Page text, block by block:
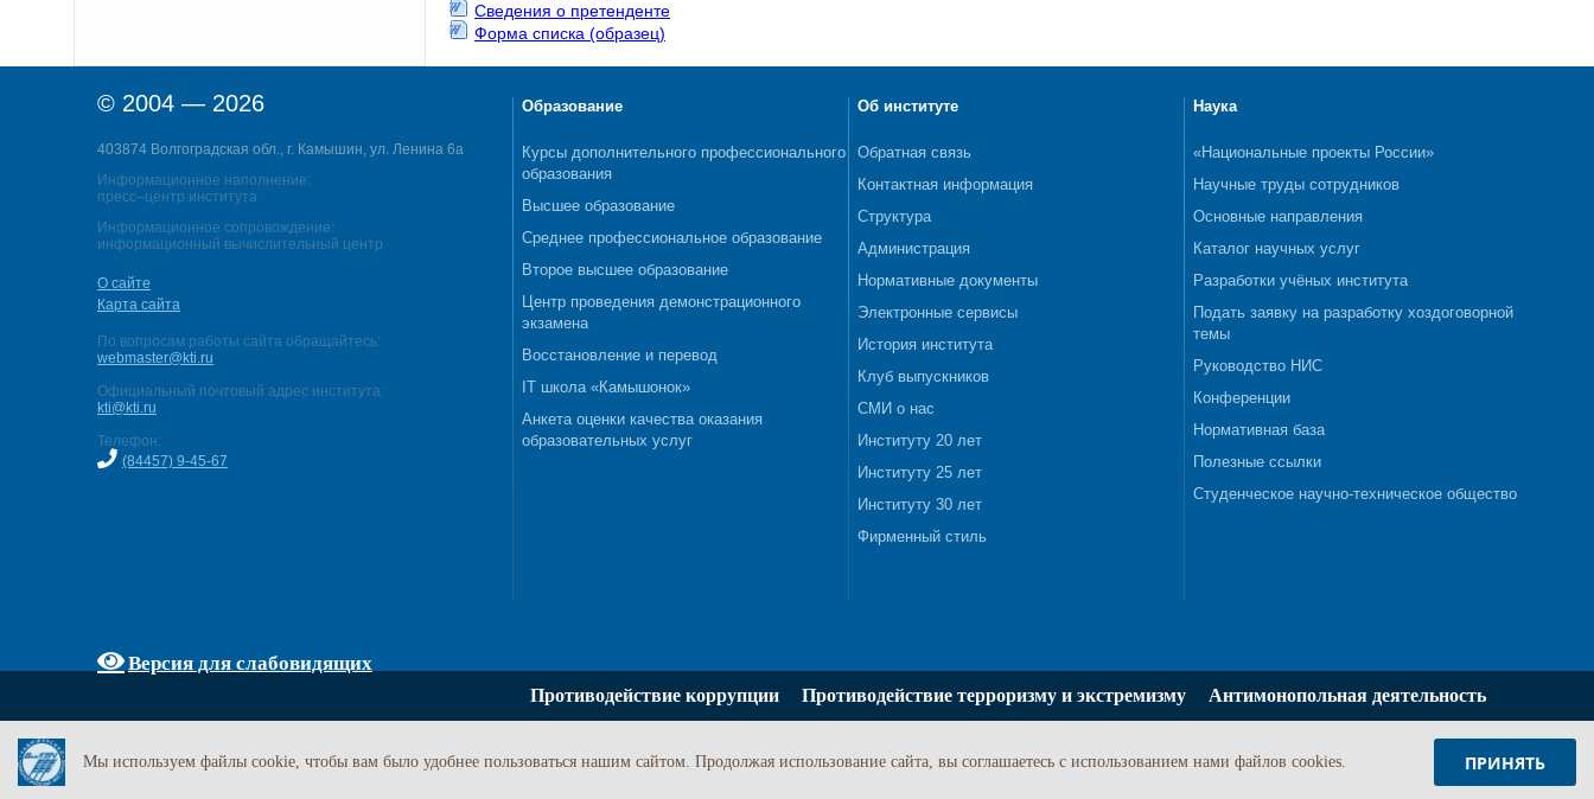
Сведения о претенденте
Форма списка (образец)
© 2004 — 2026
403874 Волгоградская обл., г. Камышин, ул. Ленина 6а
Информационное наполнение:
пресс–центр института
Информационное сопровождение:
информационный вычислительный центр
О сайте
Карта сайта
По вопросам работы сайта обращайтесь:
webmaster@kti.ru
Официальный почтовый адрес института:
kti@kti.ru
Телефон:
(84457) 9-45-67
Версия для слабовидящих
Образование
Курсы дополнительного профессионального
образования
Высшее образование
Среднее профессиональное образование
Второе высшее образование
Центр проведения демонстрационного
экзамена
Восстановление и перевод
IT школа «Камышонок»
Анкета оценки качества оказания
образовательных услуг
Об институте
Обратная связь
Контактная информация
Структура
Администрация
Нормативные документы
Электронные сервисы
История института
Клуб выпускников
СМИ о нас
Институту 20 лет
Институту 25 лет
Институту 30 лет
Фирменный стиль
Наука
«Национальные проекты России»
Научные труды сотрудников
Основные направления
Каталог научных услуг
Разработки учёных института
Подать заявку на разработку хоздоговорной
темы
Руководство НИС
Конференции
Нормативная база
Полезные ссылки
Студенческое научно-техническое общество
Противодействие коррупции Противодействие терроризму и экстремизму Антимонопольная деятельность
Мы используем файлы cookie, чтобы вам было удобнее пользоваться нашим сайтом. Продолжая использование сайта, вы соглашаетесь c использованием нами файлов cookies. ПРИНЯТЬ